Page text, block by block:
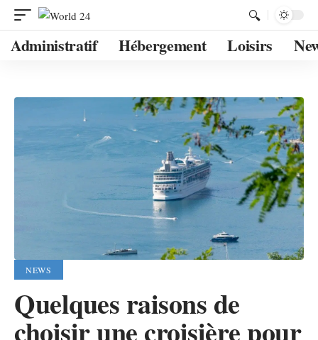
Administratif Hébergement Loisirs
NEWS
Quelques raisons de
choisir une croisière pour